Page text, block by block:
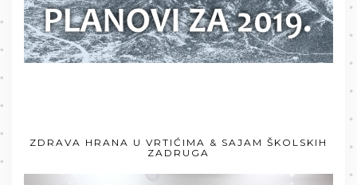
ZDRAVA HRANA U VRTIĆIMA & SAJAM ŠKOLSKIH
ZADRUGA